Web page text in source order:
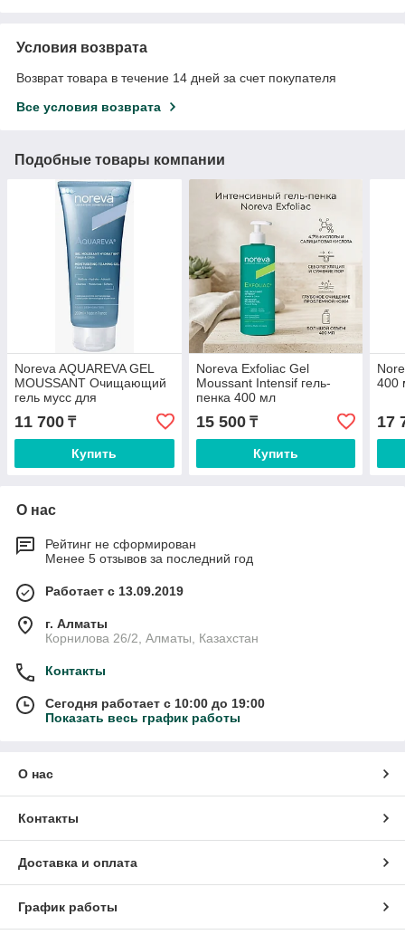
Условия возврата
Возврат товара в течение 14 дней за счет покупателя
Все условия возврата
Подобные товары компании
Noreva AQUAREVA GEL
MOUSSANT Очищающий
гель мусс для
обезвоженной кожи гель-
мусс 200 мл
11 700 ₸
Купить
Noreva Exfoliac Gel
Moussant Intensif гель-
пенка 400 мл
15 500₸
Купить
400
17
О нас
Рейтинг не сформирован
Менее 5 отзывов за последний год
Работает с 13.09.2019
г. Алматы
Корнилова 26/2, Алматы, Казахстан
Контакты
Сегодня работает с 10:00 до 19:00
Показать весь график работы
О нас
Контакты
Доставка и оплата
График работы